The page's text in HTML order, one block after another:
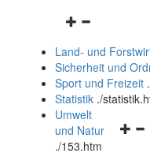
Navigationsmenü
und
schließen
Land- und
Sicherheit und
Sport und Freizeit .
Statistik ./
Umwelt
und Natur
./153.htm